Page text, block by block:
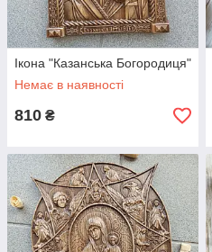
Ікона "Казанська Богородиця"
Немає в наявності
810 ₴